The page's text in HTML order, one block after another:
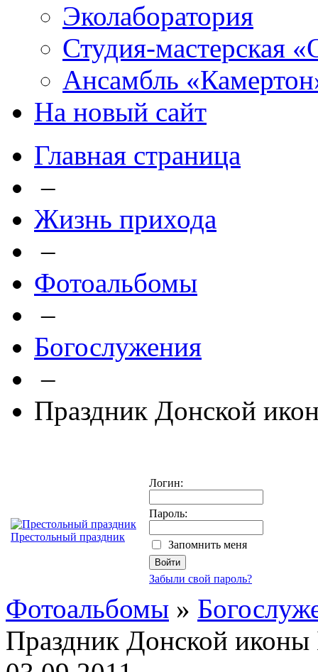
Эколаборатория
Студия-мастерская
Ансамбль
На новый сайт
Главная страница
–
Жизнь прихода
–
Фотоальбомы
–
Богослужения
–
Праздник Донской
Престольный праздник
Логин:
Пароль:
Запомнить меня
Забыли свой пароль?
Фотоальбомы »
Праздник Донской